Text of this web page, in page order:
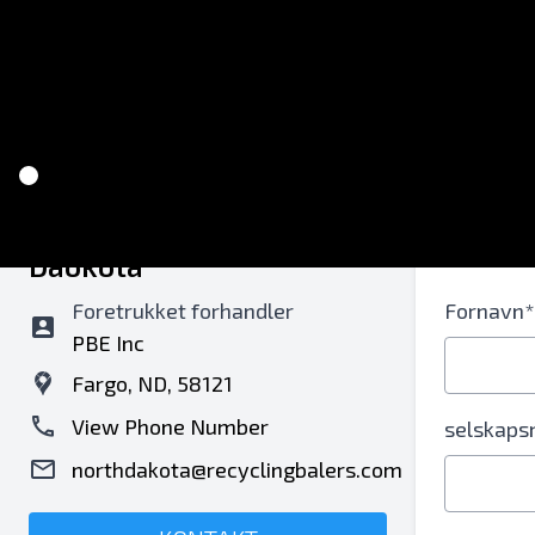
Daokota
Foretrukket forhandler
PBE Inc
Fargo, ND, 58121
View Phone Number
northdakota@recyclingbalers.com
Fornavn*